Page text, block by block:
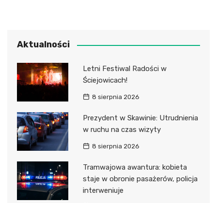
Aktualności
Letni Festiwal Radości w
Ściejowicach!
8 sierpnia 2026
Prezydent w Skawinie: Utrudnienia
w ruchu na czas wizyty
8 sierpnia 2026
Tramwajowa awantura: kobieta
staje w obronie pasażerów, policja
interweniuje